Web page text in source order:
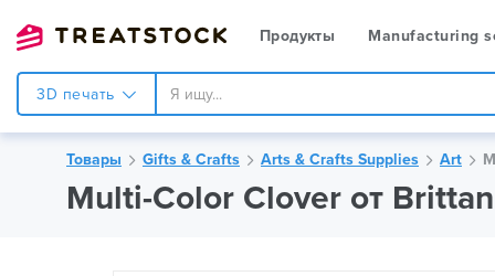
Продукты Manufacturing
3D печать
Товары Gifts & Crafts Arts & Crafts Supplies Art
Multi-Color Clover от